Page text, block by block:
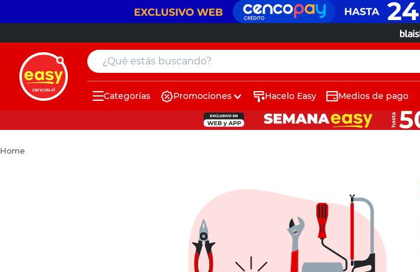
¿Qué estás buscando?
Categorías Promociones Hacelo Easy Medios de pago
Home
muebles